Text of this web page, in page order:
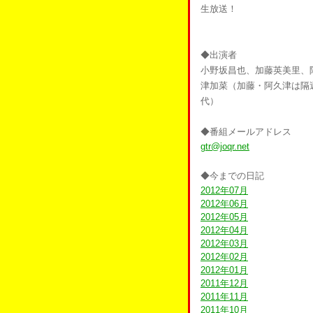
生放送！
◆出演者
小野坂昌也、加藤英美里、
津加菜（加藤・阿久津は隔
代）
◆番組メールアドレス
gtr@joqr.net
◆今までの日記
2012年07月
2012年06月
2012年05月
2012年04月
2012年03月
2012年02月
2012年01月
2011年12月
2011年11月
2011年10月